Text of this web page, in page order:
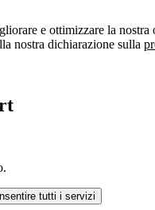
e ottimizzare la
nostra dichiarazione sulla
tutti i servizi